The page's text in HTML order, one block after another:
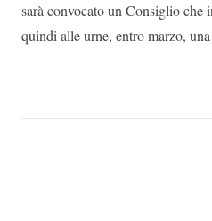
sarà convocato un Consiglio
quindi alle urne, entro marzo,